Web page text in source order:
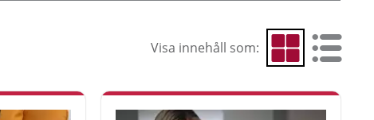
Visa innehåll som: Visa som rutnät
Visa som